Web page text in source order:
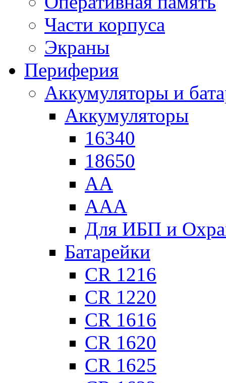
Части корпуса
Экраны
Периферия
Аккумуляторы и
Аккумуляторы
16340
18650
АА
ААА
Для ИБП и
Батарейки
CR 1216
CR 1220
CR 1616
CR 1620
CR 1625